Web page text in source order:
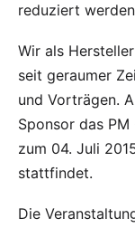
reduziert
Wir als
seit geraumer
und Vorträgen.
Sponsor das
zum 04. Juli
stattfindet.
Die